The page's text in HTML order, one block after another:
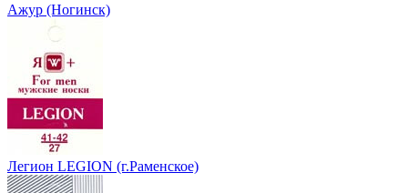
Ажур (Ногинск)
Легион LEGION (г.Раменское)